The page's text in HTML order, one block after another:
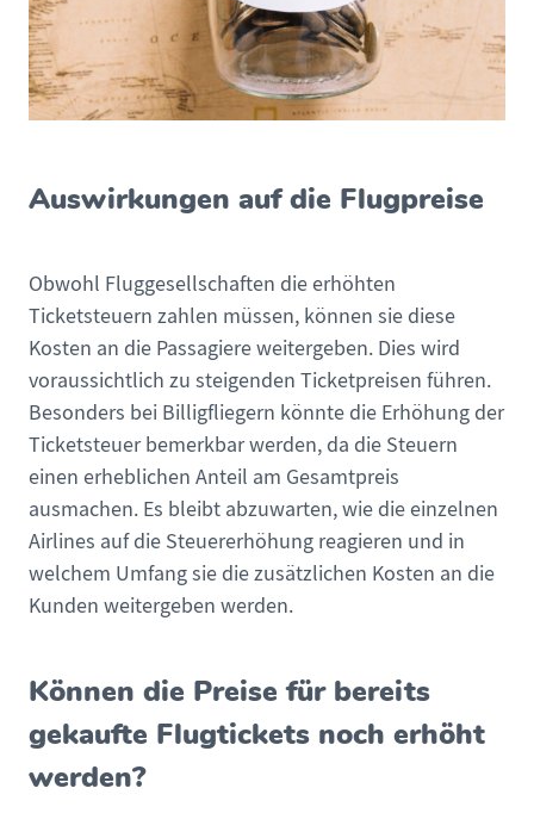
Auswirkungen auf die Flugpreise
Obwohl Fluggesellschaften die erhöhten
Ticketsteuern zahlen müssen, können sie diese
Kosten an die Passagiere weitergeben. Dies wird
voraussichtlich zu steigenden Ticketpreisen führen.
Besonders bei Billigfliegern könnte die Erhöhung der
Ticketsteuer bemerkbar werden, da die Steuern
einen erheblichen Anteil am Gesamtpreis
ausmachen. Es bleibt abzuwarten, wie die einzelnen
Airlines auf die Steuererhöhung reagieren und in
welchem Umfang sie die zusätzlichen Kosten an die
Kunden weitergeben werden.
Können die Preise für bereits
gekaufte Flugtickets noch erhöht
werden?